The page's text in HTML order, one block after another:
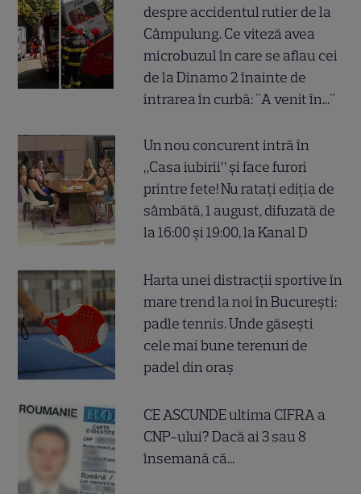
despre accidentul rutier de la
Câmpulung. Ce viteză avea
microbuzul în care se aflau cei
de la Dinamo 2 înainte de
intrarea în curbă: "A venit în..."
Un nou concurent intră în
„Casa iubirii” și face furori
printre fete! Nu ratați ediția de
sâmbătă, 1 august, difuzată de
la 16:00 și 19:00, la Kanal D
Harta unei distracții sportive în
mare trend la noi în București:
padle tennis. Unde găsești
cele mai bune terenuri de
padel din oraș
CE ASCUNDE ultima CIFRA a
CNP-ului? Dacă ai 3 sau 8
însemană că...